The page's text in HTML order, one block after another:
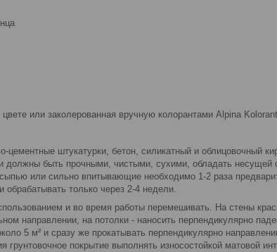
или заколерованная вручную колорантами Alpina
цементные штукатурки, бетон, силикатный и облицовочный
должны быть прочными, чистыми, сухими, обладать несущей
или сильно впитывающие необходимо 1-2 раза
обрабатывать только через 2-4 недели.
и во время работы перемешивать. На стены
направлении, на потолки - наносить перпендикулярно
5 м² и сразу же прокатывать перпендикулярно
грунтовочное покрытие выполнять износостойкой матовой